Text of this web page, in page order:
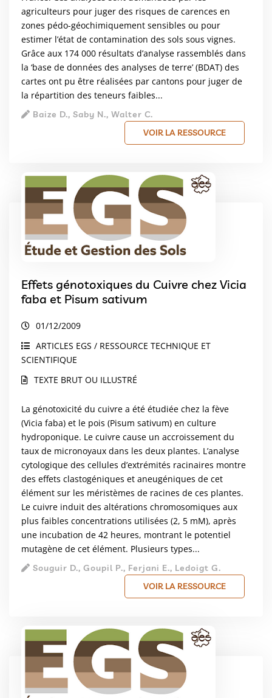
agriculteurs pour juger des risques de carences en
zones pédo-géochimiquement sensibles ou pour
estimer l’état de contamination des sols sous vignes.
Grâce aux 174 000 résultats d’analyse rassemblés dans
la ‘base de données des analyses de terre’ (BDAT) des
cartes ont pu être réalisées par cantons pour juger de
la répartition des teneurs faibles...
Baize D., Saby N., Walter C.
VOIR LA RESSOURCE
Effets génotoxiques du Cuivre chez Vicia
faba et Pisum sativum
01/12/2009
ARTICLES EGS / RESSOURCE TECHNIQUE ET
SCIENTIFIQUE
TEXTE BRUT OU ILLUSTRÉ
La génotoxicité du cuivre a été étudiée chez la fève
(Vicia faba) et le pois (Pisum sativum) en culture
hydroponique. Le cuivre cause un accroissement du
taux de micronoyaux dans les deux plantes. L’analyse
cytologique des cellules d’extrémités racinaires montre
des effets clastogéniques et aneugéniques de cet
élément sur les méristèmes de racines de ces plantes.
Le cuivre induit des altérations chromosomiques aux
plus faibles concentrations utilisées (2, 5 mM), après
une incubation de 42 heures, montrant le potentiel
mutagène de cet élément. Plusieurs types...
Souguir D., Goupil P., Ferjani E., Ledoigt G.
VOIR LA RESSOURCE